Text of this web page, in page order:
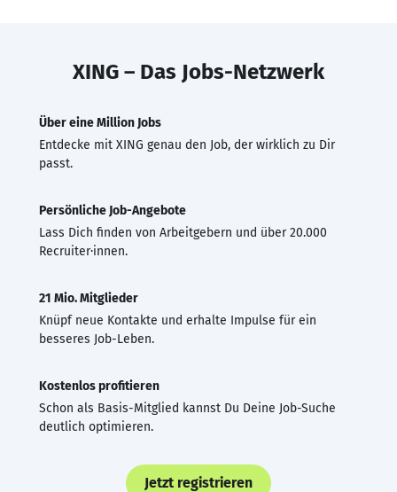
XING – Das Jobs-Netzwerk
Über eine Million Jobs
Entdecke mit XING genau den Job, der wirklich zu Dir
passt.
Persönliche Job-Angebote
Lass Dich finden von Arbeitgebern und über 20.000
Recruiter·innen.
21 Mio. Mitglieder
Knüpf neue Kontakte und erhalte Impulse für ein
besseres Job-Leben.
Kostenlos profitieren
Schon als Basis-Mitglied kannst Du Deine Job-Suche
deutlich optimieren.
Jetzt registrieren